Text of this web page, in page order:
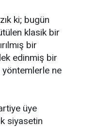
ki; bugün
klasik bir
bir
edinmiş bir
yöntemlerle ne
üye
siyasetin